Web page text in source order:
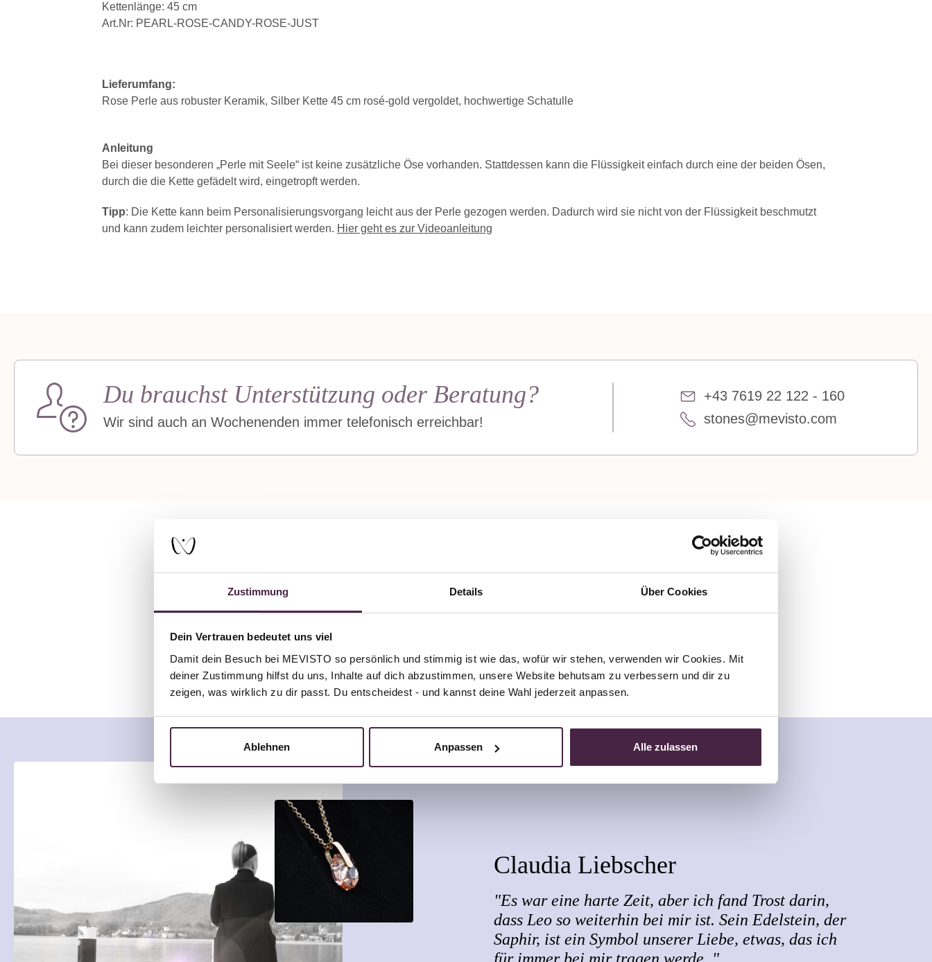
Zustimmung Details Über Cookies
Dein Vertrauen bedeutet uns viel
Damit dein Besuch bei MEVISTO so persönlich und stimmig ist wie das, wofür wir stehen, verwenden wir Cookies. Mit
deiner Zustimmung hilfst du uns, Inhalte auf dich abzustimmen, unsere Website behutsam zu verbessern und dir zu
zeigen, was wirklich zu dir passt. Du entscheidest - und kannst deine Wahl jederzeit anpassen.
Ablehnen Anpassen Alle zulassen
Kettenlänge: 45 cm
Art.Nr: PEARL-ROSE-CANDY-ROSE-JUST
Lieferumfang:
Rose Perle aus robuster Keramik, Silber Kette 45 cm rosé-gold vergoldet, hochwertige Schatulle
Anleitung
Bei dieser besonderen „Perle mit Seele“ ist keine zusätzliche Öse vorhanden. Stattdessen kann die Flüssigkeit einfach durch eine der beiden Ösen,
durch die die Kette gefädelt wird, eingetropft werden.
Tipp: Die Kette kann beim Personalisierungsvorgang leicht aus der Perle gezogen werden. Dadurch wird sie nicht von der Flüssigkeit beschmutzt
und kann zudem leichter personalisiert werden. Hier geht es zur Videoanleitung
Du brauchst Unterstützung oder Beratung?
Wir sind auch an Wochenenden immer telefonisch erreichbar!
+43 7619 22 122 - 160
stones@mevisto.com
In 8 Wochen zum
Erinnerungsstück mit Edelstein
Claudia Liebscher
"Es war eine harte Zeit, aber ich fand Trost darin,
dass Leo so weiterhin bei mir ist. Sein Edelstein, der
Saphir, ist ein Symbol unserer Liebe, etwas, das ich